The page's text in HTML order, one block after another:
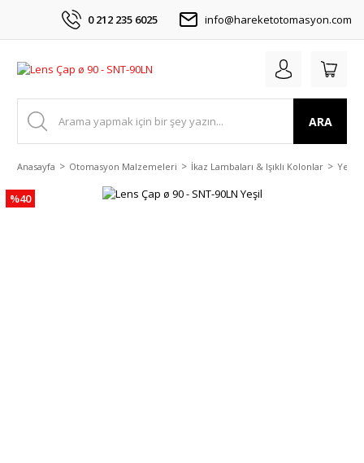
0 212 235 6025 info@hareketotomasyon.com
ARA
Anasayfa Otomasyon Malzemeleri İkaz Lambaları & Işıklı Kolonlar
%40